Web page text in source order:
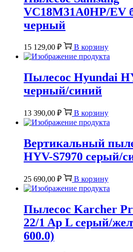
VC18M31A0HP/EV
черный
15 129,00 ₽ В корзину
Пылесос Hyundai
черный/синий
13 390,00 ₽ В корзину
Вертикальный
HYV-S7970 серый/
25 690,00 ₽ В корзину
Пылесос Karcher
22/1 Ap L серый/
600.0)